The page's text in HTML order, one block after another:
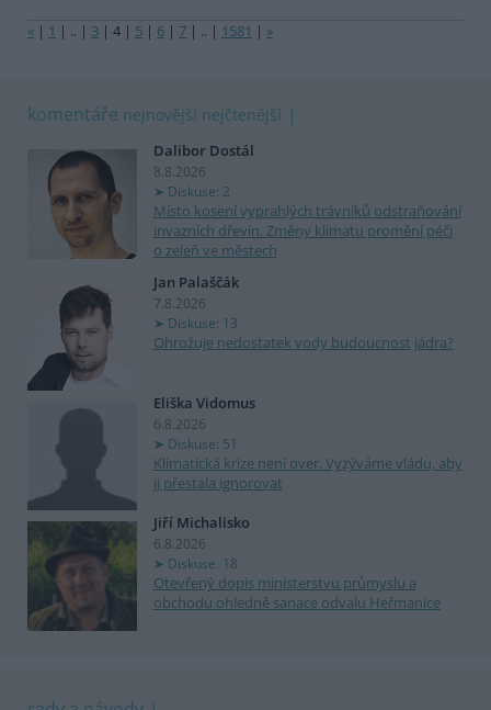
« | 1 | .. | 3 | 4 | 5 | 6 | 7 | .. | 1581 | »
komentáře nejnovější nejčtenější
Dalibor Dostál
8.8.2026
Diskuse: 2
Místo kosení vyprahlých trávníků odstraňování
invazních dřevin. Změny klimatu promění péči
o zeleň ve městech
Jan Palaščák
7.8.2026
Diskuse: 13
Ohrožuje nedostatek vody budoucnost jádra?
Eliška Vidomus
6.8.2026
Diskuse: 51
Klimatická krize není over. Vyzýváme vládu, aby
ji přestala ignorovat
Jiří Michalisko
6.8.2026
Diskuse: 18
Otevřený dopis ministerstvu průmyslu a
obchodu ohledně sanace odvalu Heřmanice